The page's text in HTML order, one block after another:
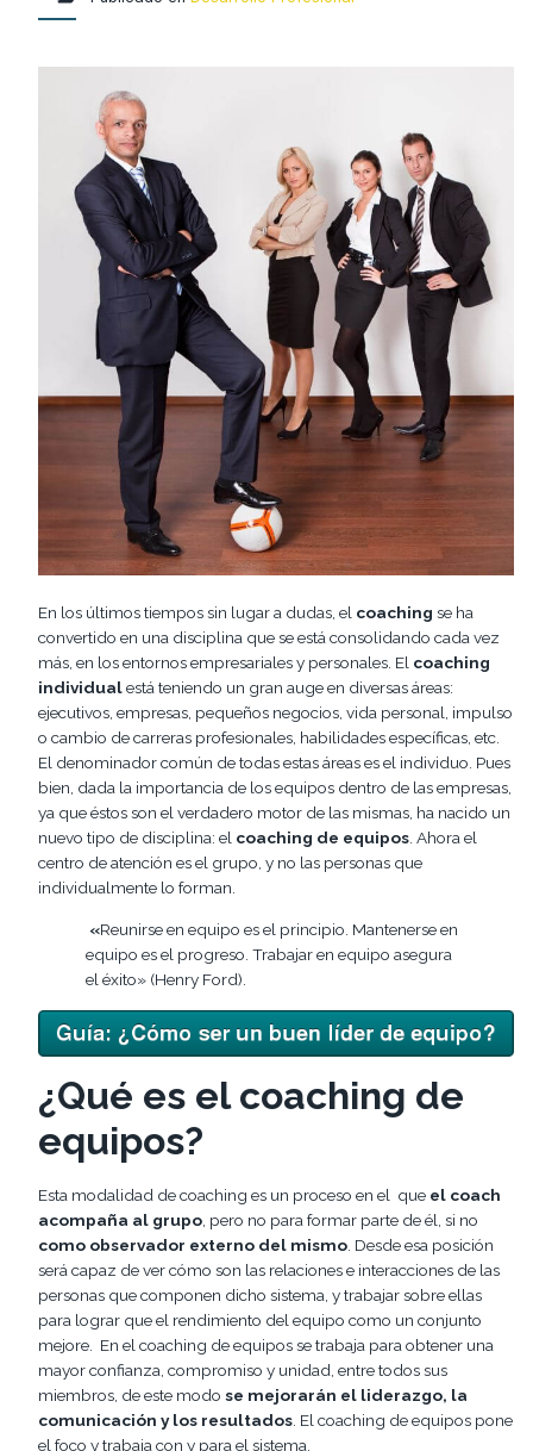
En los últimos tiempos sin lugar a dudas, el coaching se ha
convertido en una disciplina que se está consolidando cada vez
más, en los entornos empresariales y personales. El coaching
individualestá teniendo un gran auge en diversas áreas:
ejecutivos, empresas, pequeños negocios, vida personal, impulso
o cambio de carreras profesionales, habilidades específicas, etc.
El denominador común de todas estas áreas es el individuo. Pues
bien, dada la importancia de los equipos dentro de las empresas,
ya que éstos son el verdadero motor de las mismas, ha nacido un
nuevo tipo de disciplina: el coaching de equipos . Ahora el
centro de atención es el grupo, y no las personas que
individualmente lo forman.
«Reunirse en equipo es el principio. Mantenerse en
equipo es el progreso. Trabajar en equipo asegura
el éxito» (Henry Ford).
¿Qué es el coaching de
equipos?
Esta modalidad de coaching es un proceso en el que el coach
acompaña al grupo, pero no para formar parte de él, si no
como observador externo del mismo. Desde esa posición
será capaz de ver cómo son las relaciones e interacciones de las
personas que componen dicho sistema, y trabajar sobre ellas
para lograr que el rendimiento del equipo como un conjunto
mejore. En el coaching de equipos se trabaja para obtener una
mayor confianza, compromiso y unidad, entre todos sus
miembros, de este modo se mejorarán el liderazgo, la
comunicación y los resultados. El coaching de equipos pone
el foco y trabaja con y para el sistema.